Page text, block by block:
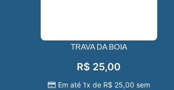
TRAVA DA BOIA
R$ 25,00
Em até 1x de R$ 25,00 sem